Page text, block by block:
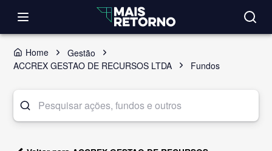
Home
Gestão
ACCREX GESTAO DE RECURSOS LTDA
Fundos